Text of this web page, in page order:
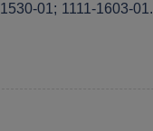
01; 1111-1603-01.